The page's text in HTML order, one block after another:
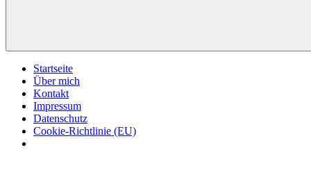
Startseite
Über mich
Kontakt
Impressum
Datenschutz
Cookie-Richtlinie (EU)